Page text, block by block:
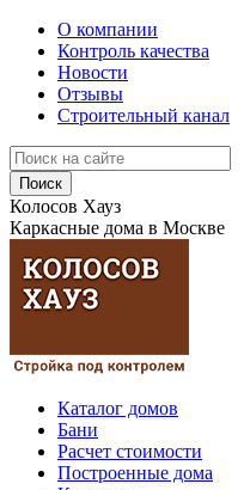
О компании
Контроль качества
Новости
Отзывы
Строительный канал
Поиск
Колосов Хауз
Каркасные дома в Москве
Каталог домов
Бани
Расчет стоимости
Построенные дома